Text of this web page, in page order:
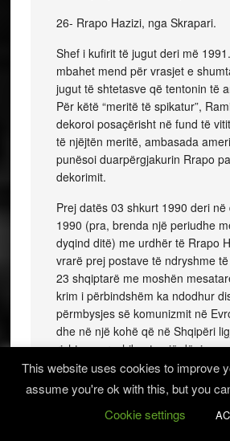
26- Rrapo Hazizi, nga Skrapari.
Shef i kufirit të jugut deri më
mbahet mend për vrasjet e
jugut të shtetasve që tentonin të
Për këtë “meritë të spikatur”,
dekoroi posaçërisht në fund të
të njëjtën meritë, ambasada
punësoi duarpërgjakurin Rrapo
dekorimit.
Prej datës 03 shkurt 1990 deri
1990 (pra, brenda një periudhe
dyqind ditë) me urdhër të Rrapo
vrarë prej postave të ndryshme
23 shqiptarë me moshën
krim i përbindshëm ka ndodhur
përmbysjes së komunizmit në
dhe në një kohë që në Shqipëri
rishtas parashikonte një dënim
pesë vjet heqje lirie për shkelje
Të gjith personat e listës janë me
This website uses cookies to improve
assume you're ok with this, but you
Cookie settings